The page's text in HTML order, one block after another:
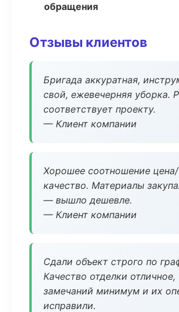
обращения
Отзывы клиентов
Бригада аккуратная,
свой, ежевечерняя уборка.
соответствует проекту.
— Клиент компании
Хорошее соотношение цена/
качество. Материалы
— вышло дешевле.
— Клиент компании
Сдали объект строго по
Качество отделки отличное,
замечаний минимум и их
исправили.